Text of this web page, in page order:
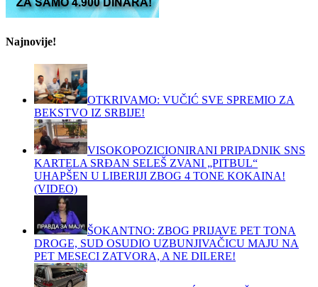
Najnovije!
OTKRIVAMO: VUČIĆ SVE SPREMIO ZA
BEKSTVO IZ SRBIJE!
VISOKOPOZICIONIRANI PRIPADNIK SNS
KARTELA SRĐAN SELEŠ ZVANI „PITBUL“
UHAPŠEN U LIBERIJI ZBOG 4 TONE KOKAINA!
(VIDEO)
ŠOKANTNO: ZBOG PRIJAVE PET TONA
DROGE, SUD OSUDIO UZBUNJIVAČICU MAJU NA
PET MESECI ZATVORA, A NE DILERE!